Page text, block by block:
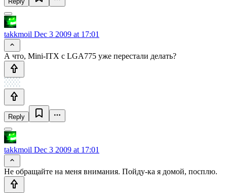
takkmoil Dec 3 2009 at 17:01
А что, Mini-ITX с LGA775 уже перестали делать?
Reply
takkmoil Dec 3 2009 at 17:01
Не обращайте на меня внимания. Пойду-ка я домой, посплю.